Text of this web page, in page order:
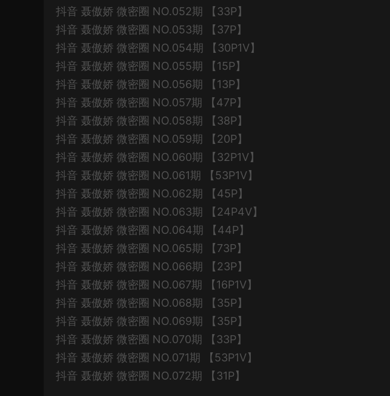
抖音 聂傲娇 微密圈 NO.052期 【33P】
抖音 聂傲娇 微密圈 NO.053期 【37P】
抖音 聂傲娇 微密圈 NO.054期 【30P1V】
抖音 聂傲娇 微密圈 NO.055期 【15P】
抖音 聂傲娇 微密圈 NO.056期 【13P】
抖音 聂傲娇 微密圈 NO.057期 【47P】
抖音 聂傲娇 微密圈 NO.058期 【38P】
抖音 聂傲娇 微密圈 NO.059期 【20P】
抖音 聂傲娇 微密圈 NO.060期 【32P1V】
抖音 聂傲娇 微密圈 NO.061期 【53P1V】
抖音 聂傲娇 微密圈 NO.062期 【45P】
抖音 聂傲娇 微密圈 NO.063期 【24P4V】
抖音 聂傲娇 微密圈 NO.064期 【44P】
抖音 聂傲娇 微密圈 NO.065期 【73P】
抖音 聂傲娇 微密圈 NO.066期 【23P】
抖音 聂傲娇 微密圈 NO.067期 【16P1V】
抖音 聂傲娇 微密圈 NO.068期 【35P】
抖音 聂傲娇 微密圈 NO.069期 【35P】
抖音 聂傲娇 微密圈 NO.070期 【33P】
抖音 聂傲娇 微密圈 NO.071期 【53P1V】
抖音 聂傲娇 微密圈 NO.072期 【31P】